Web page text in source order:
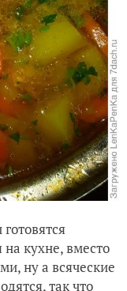
на кухне, вместо
ну а всяческие
так что